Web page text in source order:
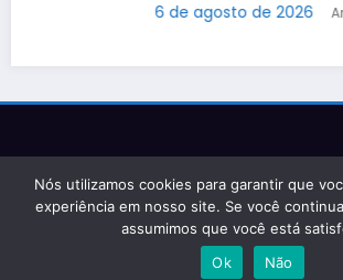
6 de agosto de 2026 Arnaldo
Rádio Web Jornal de Penedo Penedo
feliz, tá na rádio web Jornal de
Nós utilizamos cookies para garantir que
experiência em nosso site. Se você
assumimos que você está
Ok
Não